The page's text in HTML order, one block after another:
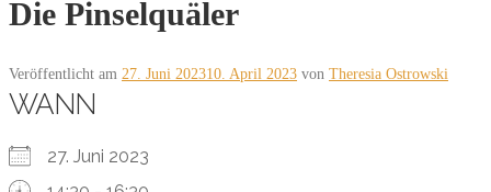
Die Pinselquäler
Veröffentlicht am 27. Juni 202310. April 2023 von Theresia Ostrowski
WANN
27. Juni 2023